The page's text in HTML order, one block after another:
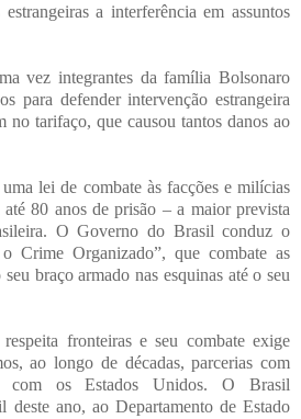
a interferência em assuntos
vez integrantes da família Bolsonaro
para defender intervenção estrangeira
tarifaço, que causou tantos danos ao
lei de combate às facções e milícias
80 anos de prisão – a maior prevista
O Governo do Brasil conduz o
Crime Organizado”, que combate as
braço armado nas esquinas até o seu
fronteiras e seu combate exige
ao longo de décadas, parcerias com
com os Estados Unidos. O Brasil
deste ano, ao Departamento de Estado